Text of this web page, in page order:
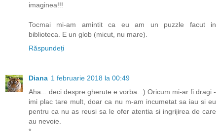
imaginea!!!
Tocmai mi-am amintit ca eu am un puzzle facut in
biblioteca. E un glob (micut, nu mare).
Răspundeți
Diana 1 februarie 2018 la 00:49
Aha... deci despre gherute e vorba. :) Oricum mi-ar fi dragi -
imi plac tare mult, doar ca nu m-am incumetat sa iau si eu
pentru ca nu as reusi sa le ofer atentia si ingrijirea de care
au nevoie.